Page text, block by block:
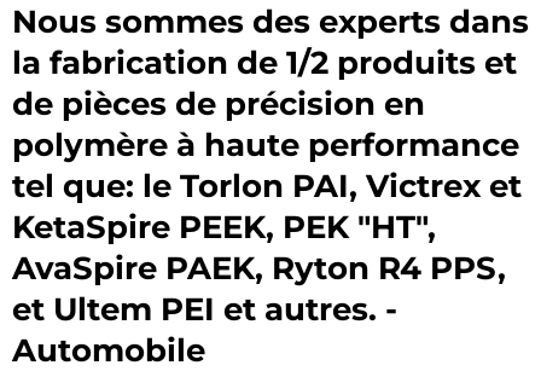
Nous sommes des experts dans
la fabrication de 1/2 produits et
de pièces de précision en
polymère à haute performance
tel que: le Torlon PAI, Victrex et
KetaSpire PEEK, PEK "HT",
AvaSpire PAEK, Ryton R4 PPS,
et Ultem PEI et autres. -
Automobile